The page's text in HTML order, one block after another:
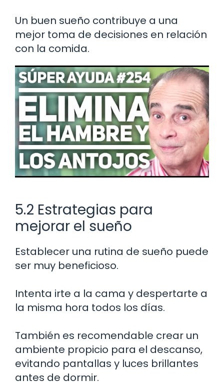
Un buen sueño contribuye a una
mejor toma de decisiones en relación
con la comida.
5.2 Estrategias para
mejorar el sueño
Establecer una rutina de sueño puede
ser muy beneficioso.
Intenta irte a la cama y despertarte a
la misma hora todos los días.
También es recomendable crear un
ambiente propicio para el descanso,
evitando pantallas y luces brillantes
antes de dormir.